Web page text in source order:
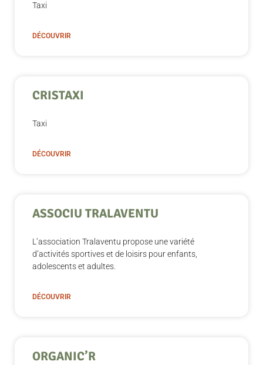
Taxi
DÉCOUVRIR
CRISTAXI
Taxi
DÉCOUVRIR
ASSOCIU TRALAVENTU
L’association Tralaventu propose une variété
d’activités sportives et de loisirs pour enfants,
adolescents et adultes.
DÉCOUVRIR
ORGANIC’R